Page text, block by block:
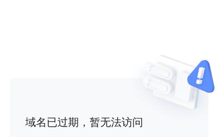
域名已过期，暂无法访问